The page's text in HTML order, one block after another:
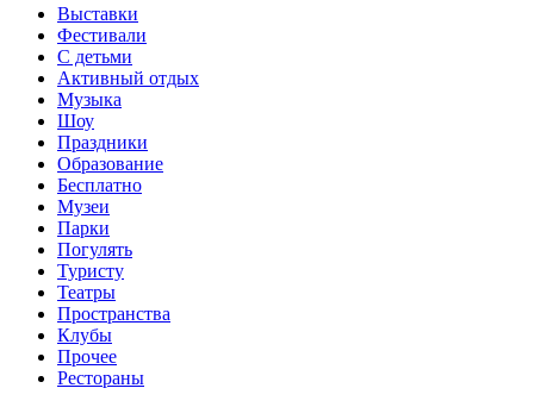
Выставки
Фестивали
С детьми
Активный отдых
Музыка
Шоу
Праздники
Образование
Бесплатно
Музеи
Парки
Погулять
Туристу
Театры
Пространства
Клубы
Прочее
Рестораны